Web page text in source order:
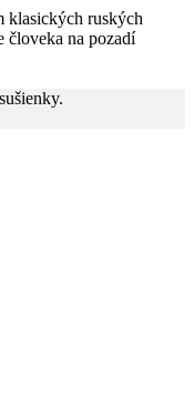
klasických ruských
človeka na pozadí